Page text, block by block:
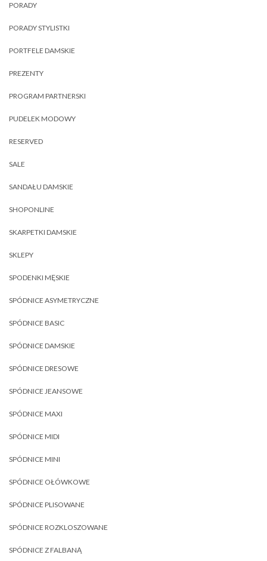
PORADY
PORADY STYLISTKI
PORTFELE DAMSKIE
PREZENTY
PROGRAM PARTNERSKI
PUDELEK MODOWY
RESERVED
SALE
SANDAŁU DAMSKIE
SHOPONLINE
SKARPETKI DAMSKIE
SKLEPY
SPODENKI MĘSKIE
SPÓDNICE ASYMETRYCZNE
SPÓDNICE BASIC
SPÓDNICE DAMSKIE
SPÓDNICE DRESOWE
SPÓDNICE JEANSOWE
SPÓDNICE MAXI
SPÓDNICE MIDI
SPÓDNICE MINI
SPÓDNICE OŁÓWKOWE
SPÓDNICE PLISOWANE
SPÓDNICE ROZKLOSZOWANE
SPÓDNICE Z FALBANĄ